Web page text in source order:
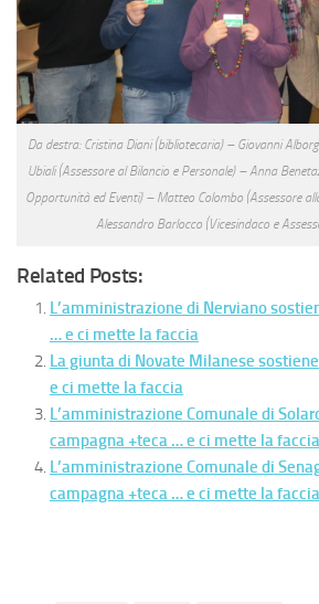
Da destra: Cristina Diani (bibliotecaria) – Giovanni
Ubiali (Assessore al Bilancio e Personale) – Anna
Opportunità ed Eventi) – Matteo Colombo (Assessore
Alessandro Barlocco (Vicesindaco e
Related Posts:
L’amministrazione di Nerviano
… e ci mette la faccia
La giunta di Novate Milanese
e ci mette la faccia
L’amministrazione Comunale di
campagna +teca … e ci mette la faccia
L’amministrazione Comunale di
campagna +teca … e ci mette la faccia